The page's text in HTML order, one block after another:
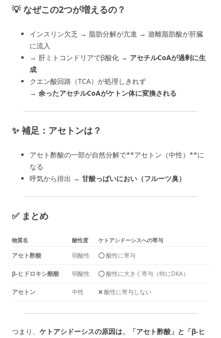
💡 なぜこの2つが増えるの？
インスリン欠乏 → 脂肪分解が亢進 → 遊離脂肪酸が肝臓
に流入
→ 肝ミトコンドリアでβ酸化 → アセチルCoAが過剰に生
成
クエン酸回路（TCA）が処理しきれず
→ 余ったアセチルCoAがケトン体に変換される
✨ 補足：アセトンは？
アセト酢酸の一部が自然分解で**アセトン（中性）**に
なる
呼気から排出 → 甘酸っぱいにおい（フルーツ臭）
✅ まとめ
物質名 酸性度 ケトアシドーシスへの寄与
アセト酢酸 弱酸性 ⭕ 酸性に寄与
β-ヒドロキシ酪酸 弱酸性 ⭕ 酸性に大きく寄与（特にDKA）
アセトン 中性 ❌ 酸性に寄与しない
つまり、 ケトアシドーシスの原因は、「アセト酢酸」と「β-ヒ